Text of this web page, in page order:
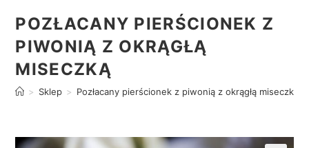
POZŁACANY PIERŚCIONEK Z
PIWONIĄ Z OKRĄGŁĄ
MISECZKĄ
> Sklep > Pozłacany pierścionek z piwonią z okrągłą miseczką